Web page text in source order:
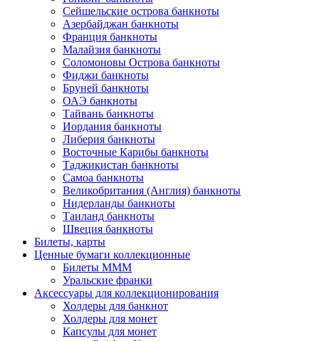
Сейшельские острова банкноты
Азербайджан банкноты
Франция банкноты
Малайзия банкноты
Соломоновы Острова банкноты
Фиджи банкноты
Бруней банкноты
ОАЭ банкноты
Тайвань банкноты
Иордания банкноты
Либерия банкноты
Восточные Карибы банкноты
Таджикистан банкноты
Самоа банкноты
Великобритания (Англия) банкноты
Нидерланды банкноты
Таиланд банкноты
Швеция банкноты
Билеты, карты
Ценные бумаги коллекционные
Билеты МММ
Уральские франки
Аксессуары для коллекционирования
Холдеры для банкнот
Холдеры для монет
Капсулы для монет